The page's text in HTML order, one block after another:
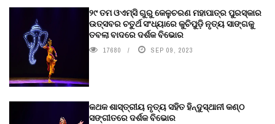
୨୯ ତମ ଓଏମ୍‌ସି ଗୁରୁ କେଳୁଚରଣ ମହାପାତ୍ର ପୁରସ୍କାର
ଉତ୍ସବର ଚତୁର୍ଥ ସଂଧ୍ୟାରେ କୁଚିପୁଡ଼ି ନୃତ୍ୟ ସାଙ୍ଗକୁ
ତବଲା ବାଦରେ ଦର୍ଶକ ବିଭୋର
17680 SEP 09, 2023
କଥକ ଶାସ୍ତ୍ରୀୟ ନୃତ୍ୟ ସହିତ ହିନ୍ଦୁସ୍ଥାନୀ କଣ୍ଠ
ସଙ୍ଗୀତରେ ଦର୍ଶକ ବିଭୋର